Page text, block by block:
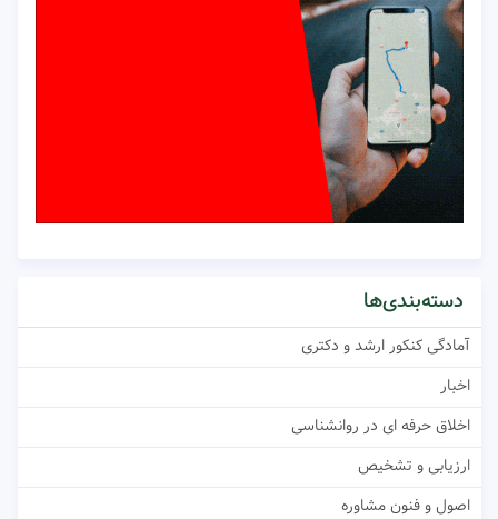
دسته‌بندی‌ها
آمادگی کنکور ارشد و دکتری
اخبار
اخلاق حرفه ای در روانشناسی
ارزیابی و تشخیص
اصول و فنون مشاوره